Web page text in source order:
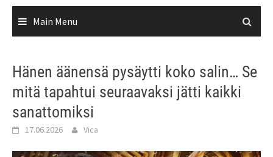
Main Menu
Hänen äänensä pysäytti koko salin… Se
mitä tapahtui seuraavaksi jätti kaikki
sanattomiksi
17.06.2026 Vica